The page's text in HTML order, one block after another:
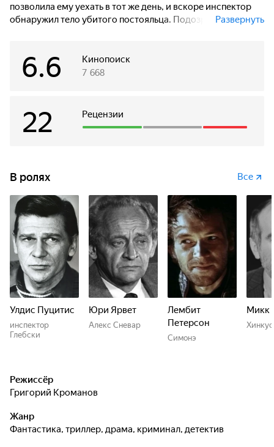
позволила ему уехать в тот же день, и вскоре инспектор
обнаружил тело убитого постояльца. Подозрение падает
Развернуть
Кинопоиск
6.6 7 668
Рецензии
22
В ролях Все
Улдис Пуцитис
инспектор
Глебски
Юри Ярвет
Алекс Сневар
Лембит
Петерсон
Симонэ
Микк
Хинкус
Режиссёр
Григорий Кроманов
Жанр
фантастика, триллер, драма, криминал, детектив